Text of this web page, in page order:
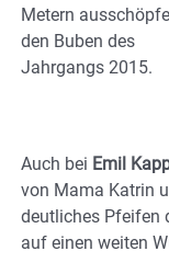
Metern
den Buben des
Jahrgangs 2015.
Auch bei Emil
von Mama Katrin
deutliches Pfeifen
auf einen weiten